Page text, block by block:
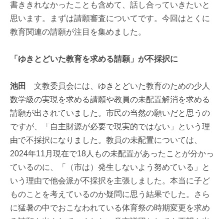
書ききれなかったことも含めて、話し合っていきたいと
思います。まずは請願審査についてです。今回はとくに
教育関連の請願が注目を集めました。
「ゆきとどいた教育を求める請願」が不採択に
池田
文教委員会には、ゆきとどいた教育のための少人
数学級の実現を求める請願や教員の未配置解消を求める
請願が出されていました。市民の当然の願いだと思うの
ですが、「自主財源が必要で現実的ではない」という理
由で不採択になりました。教員の未配置については、
2024年11月現在で18人もの未配置があったことが分かっ
ているのに、「（市は）発生しないよう努めている」と
いう理由で他会派が不採択を主張しました。本当に子ど
ものことを考えているのか疑問に思う結果でした。さら
に猛暑の中でおこなわれている体育祭の時期変更を求め